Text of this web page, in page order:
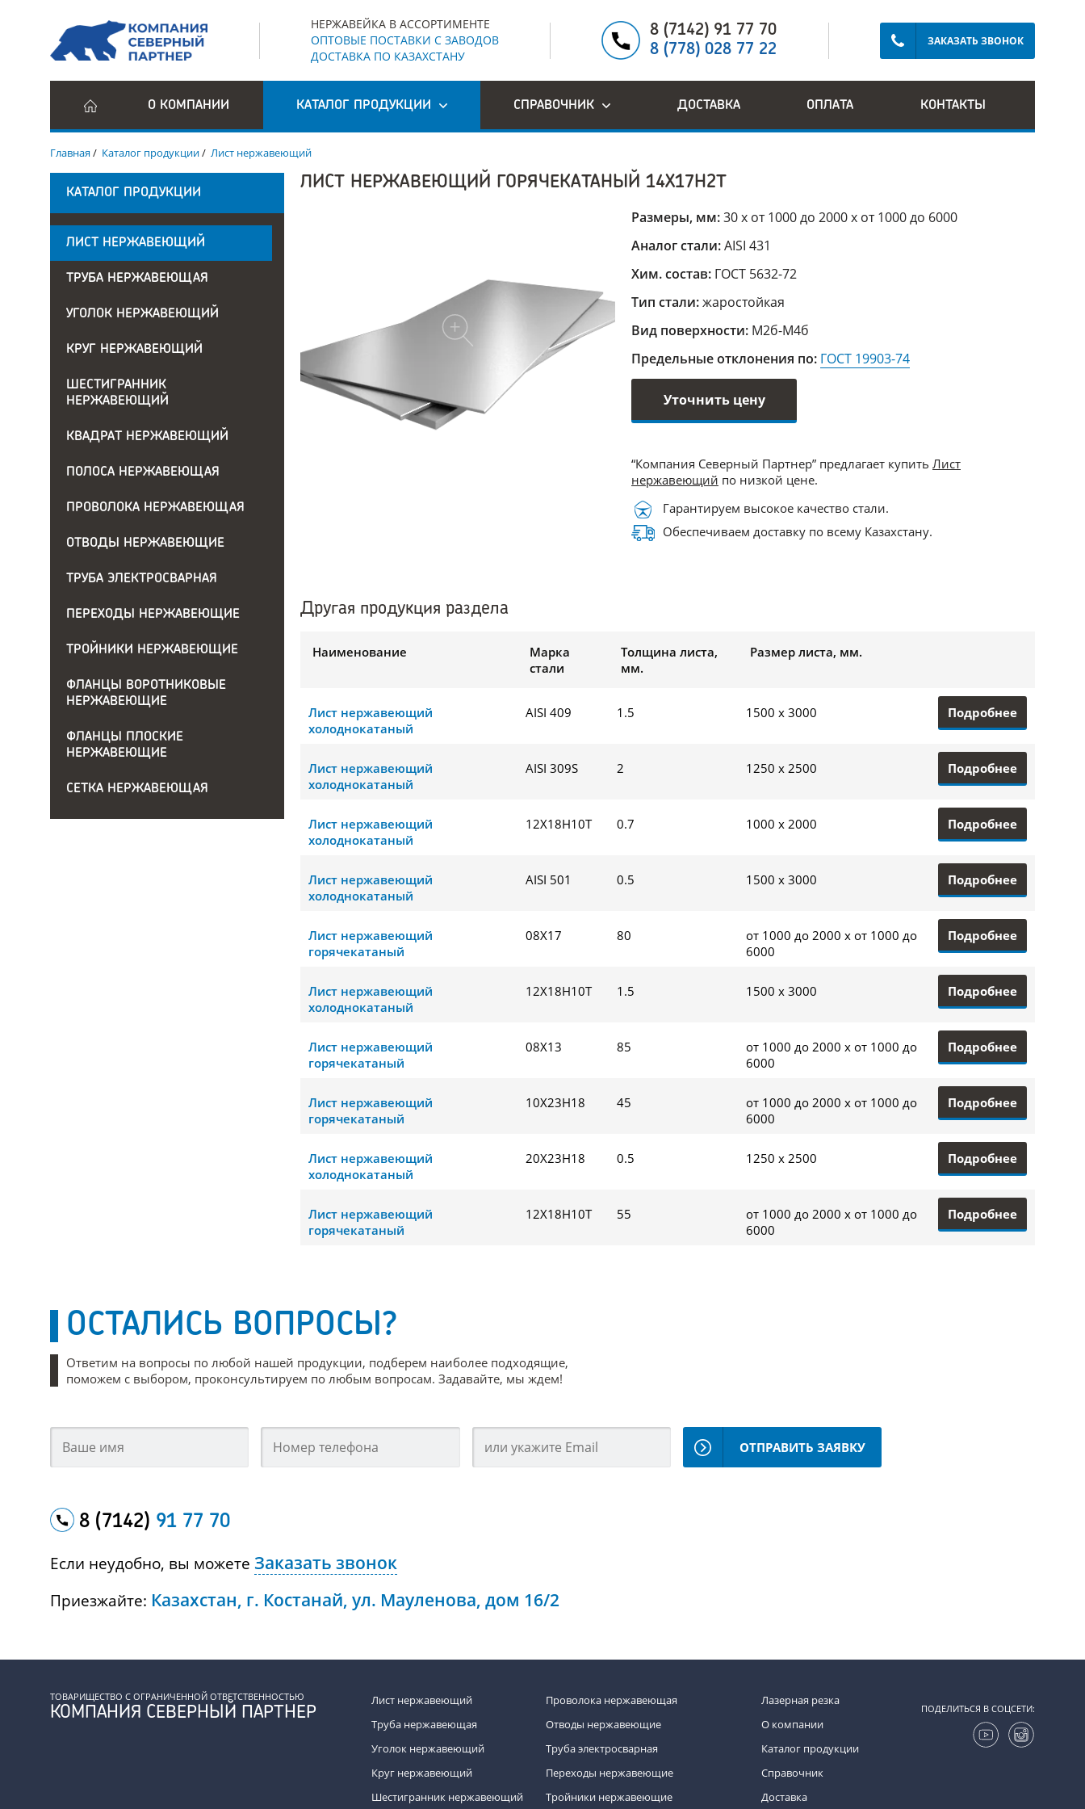
НЕРЖАВЕЙКА В АССОРТИМЕНТЕ
ОПТОВЫЕ ПОСТАВКИ С ЗАВОДОВ
ДОСТАВКА ПО КАЗАХСТАНУ
8 (7142) 91 77 70
8 (778) 028 77 22
ЗАКАЗАТЬ ЗВОНОК
О КОМПАНИИ КАТАЛОГ ПРОДУКЦИИ СПРАВОЧНИК ДОСТАВКА ОПЛАТА КОНТАКТЫ
Главная/ Каталог продукции/ Лист нержавеющий
КАТАЛОГ ПРОДУКЦИИ
ЛИСТ НЕРЖАВЕЮЩИЙ
ТРУБА НЕРЖАВЕЮЩАЯ
УГОЛОК НЕРЖАВЕЮЩИЙ
КРУГ НЕРЖАВЕЮЩИЙ
ШЕСТИГРАННИК
НЕРЖАВЕЮЩИЙ
КВАДРАТ НЕРЖАВЕЮЩИЙ
ПОЛОСА НЕРЖАВЕЮЩАЯ
ПРОВОЛОКА НЕРЖАВЕЮЩАЯ
ОТВОДЫ НЕРЖАВЕЮЩИЕ
ТРУБА ЭЛЕКТРОСВАРНАЯ
ПЕРЕХОДЫ НЕРЖАВЕЮЩИЕ
ТРОЙНИКИ НЕРЖАВЕЮЩИЕ
ФЛАНЦЫ ВОРОТНИКОВЫЕ
НЕРЖАВЕЮЩИЕ
ФЛАНЦЫ ПЛОСКИЕ
НЕРЖАВЕЮЩИЕ
СЕТКА НЕРЖАВЕЮЩАЯ
ЛИСТ НЕРЖАВЕЮЩИЙ ГОРЯЧЕКАТАНЫЙ 14Х17Н2Т
Размеры, мм:30 х от 1000 до 2000 х от 1000 до 6000
Аналог стали:AISI 431
Хим. состав: ГОСТ 5632-72
Тип стали:жаростойкая
Вид поверхности: М2б-М4б
Предельные отклонения по: ГОСТ 19903-74
Уточнить цену
“Компания Северный Партнер” предлагает купить Лист
нержавеющий по низкой цене.
Гарантируем высокое качество стали.
Обеспечиваем доставку по всему Казахстану.
Другая продукция раздела
Наименование
Марка
стали
Толщина листа,
мм.
Размер листа, мм.
Лист нержавеющий
холоднокатаный
AISI 409 1.5 1500 x 3000 Подробнее
Лист нержавеющий
холоднокатаный
AISI 309S 2 1250 x 2500 Подробнее
Лист нержавеющий
холоднокатаный
12Х18Н10Т 0.7 1000 x 2000 Подробнее
Лист нержавеющий
холоднокатаный
AISI 501 0.5 1500 x 3000 Подробнее
Лист нержавеющий
горячекатаный
08Х17 80
от 1000 до 2000 x от 1000 до
6000
Подробнее
Лист нержавеющий
холоднокатаный
12Х18Н10Т 1.5 1500 x 3000 Подробнее
Лист нержавеющий
горячекатаный
08Х13 85
от 1000 до 2000 x от 1000 до
6000
Подробнее
Лист нержавеющий
горячекатаный
10Х23Н18 45
от 1000 до 2000 x от 1000 до
6000
Подробнее
Лист нержавеющий
холоднокатаный
20Х23Н18 0.5 1250 x 2500 Подробнее
Лист нержавеющий
горячекатаный
12Х18Н10Т 55
от 1000 до 2000 x от 1000 до
6000
Подробнее
ОСТАЛИСЬ ВОПРОСЫ?
Ответим на вопросы по любой нашей продукции, подберем наиболее подходящие,
поможем с выбором, проконсультируем по любым вопросам. Задавайте, мы ждем!
ОТПРАВИТЬ ЗАЯВКУ
8 (7142) 91 77 70
Если неудобно, вы можете Заказать звонок
Приезжайте: Казахстан, г. Костанай, ул. Мауленова, дом 16/2
ТОВАРИЩЕСТВО С ОГРАНИЧЕННОЙ ОТВЕТСТВЕННОСТЬЮ
КОМПАНИЯ СЕВЕРНЫЙ ПАРТНЕР
Лист нержавеющий
Труба нержавеющая
Уголок нержавеющий
Круг нержавеющий
Шестигранник нержавеющий
Проволока нержавеющая
Отводы нержавеющие
Труба электросварная
Переходы нержавеющие
Тройники нержавеющие
Лазерная резка
О компании
Каталог продукции
Справочник
Доставка
ПОДЕЛИТЬСЯ В СОЦСЕТИ: